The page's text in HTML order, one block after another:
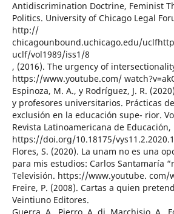
Antidiscrimination Doctrine, Feminist
Politics. University of Chicago Legal
http://
chicagounbound.uchicago.edu/
uclf/vol1989/iss1/8
, (2016). The urgency of
https://www.youtube.com/
Espinoza, M. A., y Rodríguez, J. R.
y profesores universitarios. Prácticas
exclusión en la educación supe- rior.
Revista Latinoamericana de Educación,
https://doi.org/10.18175/vys11.2.2020.1
Flores, S. (2020). La unam no es una
para mis estudios: Carlos Santamaría
Televisión. https://www.youtube. com/
Freire, P. (2008). Cartas a quien
Veintiuno Editores.